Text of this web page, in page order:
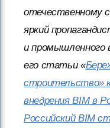
отечественному
яркий
и промышленного
его статьи «
строительство»
внедрения BIM в
Российский BIM